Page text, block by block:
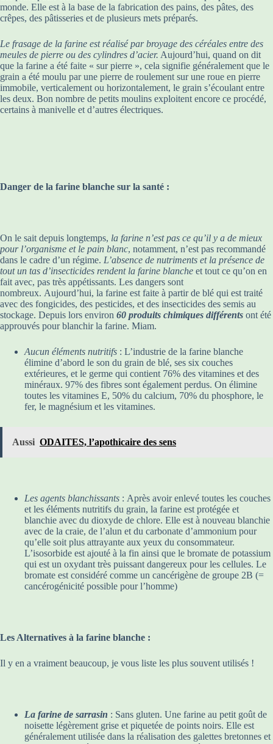
monde. Elle est à la base de la fabrication des pains, des pâtes, des
crêpes, des pâtisseries et de plusieurs mets préparés.
Le frasage de la farine est réalisé par broyage des céréales entre des
meules de pierre ou des cylindres d’acier. Aujourd’hui, quand on dit
que la farine a été faite « sur pierre », cela signifie généralement que le
grain a été moulu par une pierre de roulement sur une roue en pierre
immobile, verticalement ou horizontalement, le grain s’écoulant entre
les deux. Bon nombre de petits moulins exploitent encore ce procédé,
certains à manivelle et d’autres électriques.
Danger de la farine blanche sur la santé :
On le sait depuis longtemps, la farine n’est pas ce qu’il y a de mieux
pour l’organisme et le pain blanc, notamment, n’est pas recommandé
dans le cadre d’un régime. L’absence de nutriments et la présence de
tout un tas d’insecticides rendent la farine blanche et tout ce qu’on en
fait avec, pas très appétissants. Les dangers sont
nombreux. Aujourd’hui, la farine est faite à partir de blé qui est traité
avec des fongicides, des pesticides, et des insecticides des semis au
stockage. Depuis lors environ 60 produits chimiques différents ont été
approuvés pour blanchir la farine. Miam.
Aucun éléments nutritifs : L’industrie de la farine blanche
élimine d’abord le son du grain de blé, ses six couches
extérieures, et le germe qui contient 76% des vitamines et des
minéraux. 97% des fibres sont également perdus. On élimine
toutes les vitamines E, 50% du calcium, 70% du phosphore, le
fer, le magnésium et les vitamines.
Aussi ODAITES, l’apothicaire des sens
Les agents blanchissants : Après avoir enlevé toutes les couches
et les éléments nutritifs du grain, la farine est protégée et
blanchie avec du dioxyde de chlore. Elle est à nouveau blanchie
avec de la craie, de l’alun et du carbonate d’ammonium pour
qu’elle soit plus attrayante aux yeux du consommateur.
L’isosorbide est ajouté à la fin ainsi que le bromate de potassium
qui est un oxydant très puissant dangereux pour les cellules. Le
bromate est considéré comme un cancérigène de groupe 2B (=
cancérogénicité possible pour l’homme)
Les Alternatives à la farine blanche :
Il y en a vraiment beaucoup, je vous liste les plus souvent utilisés !
La farine de sarrasin : Sans gluten. Une farine au petit goût de
noisette légèrement grise et piquetée de points noirs. Elle est
généralement utilisée dans la réalisation des galettes bretonnes et